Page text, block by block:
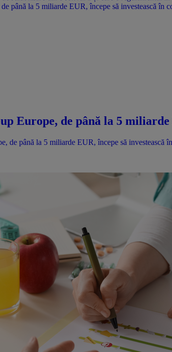
până la 5 miliarde EUR, începe să investească în
Europe, de până la 5